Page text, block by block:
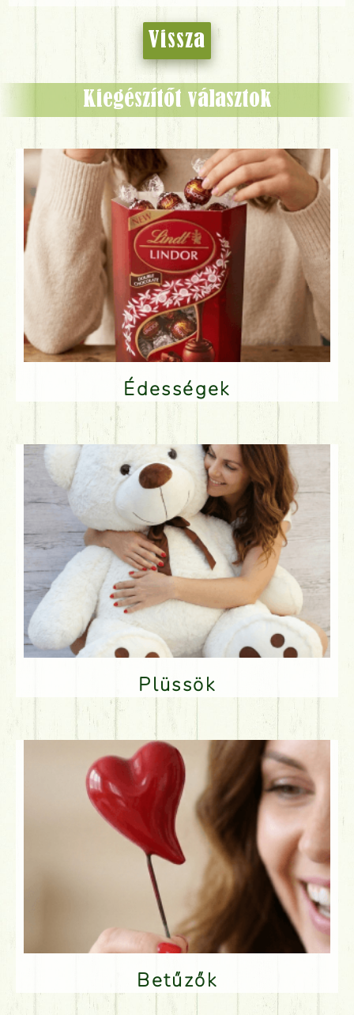
Vissza
Kiegészítőt választok
Édességek
Plüssök
Betűzők